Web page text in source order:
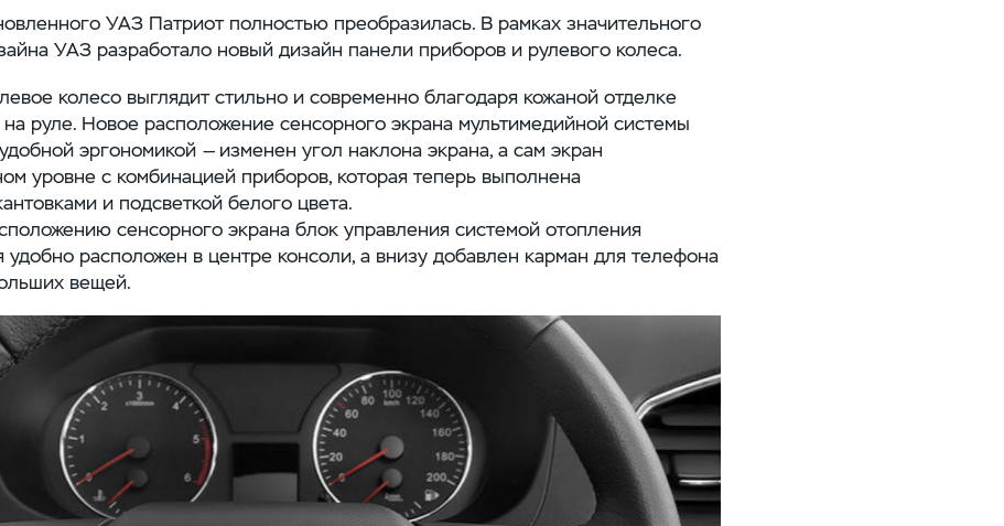
УАЗ Патриот полностью преобразилась. В рамках значительного
УАЗ разработало новый дизайн панели приборов и рулевого колеса.
колесо выглядит стильно и современно благодаря кожаной отделке
руле. Новое расположение сенсорного экрана мультимедийной системы
эргономикой — изменен угол наклона экрана, а сам экран
уровне с комбинацией приборов, которая теперь выполнена
и подсветкой белого цвета.
сенсорного экрана блок управления системой отопления
удобно расположен в центре консоли, а внизу добавлен карман для телефона
вещей.